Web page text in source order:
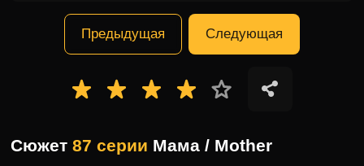
Предыдущая Следующая
Сюжет87 серии Мама / Mother